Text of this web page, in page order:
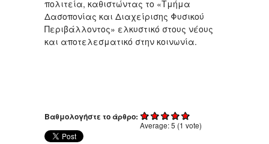
πολιτεία, καθιστώντας το «Τμήμα
Δασοπονίας και Διαχείρισης Φυσικού
Περιβάλλοντος» ελκυστικό στους νέους
και αποτελεσματικό στην κοινωνία.
Βαθμολογήστε το άρθρο:
Average:5 (1 vote)